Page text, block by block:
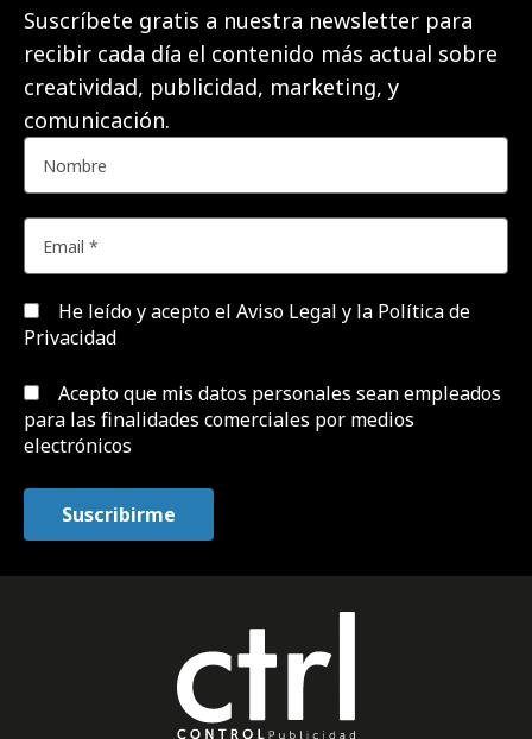
Suscríbete gratis a nuestra newsletter para
recibir cada día el contenido más actual sobre
creatividad, publicidad, marketing, y
comunicación.
He leído y acepto el Aviso Legal y la Política de
Privacidad
Acepto que mis datos personales sean empleados
para las finalidades comerciales por medios
electrónicos